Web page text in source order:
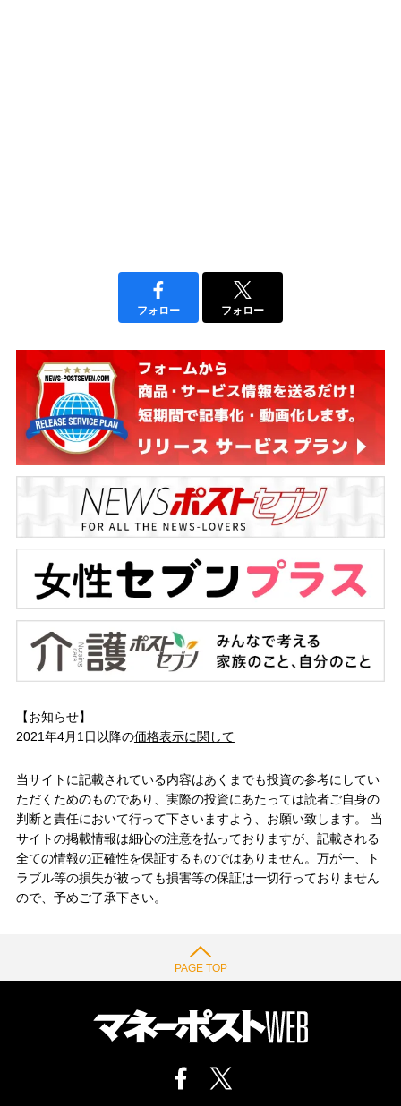
フォロー フォロー
【お知らせ】
2021年4月1日以降の価格表示に関して
当サイトに記載されている内容はあくまでも投資の参考にしてい
ただくためのものであり、実際の投資にあたっては読者ご自身の
判断と責任において行って下さいますよう、お願い致します。 当
サイトの掲載情報は細心の注意を払っておりますが、記載される
全ての情報の正確性を保証するものではありません。万が一、ト
ラブル等の損失が被っても損害等の保証は一切行っておりません
ので、予めご了承下さい。
PAGE TOP